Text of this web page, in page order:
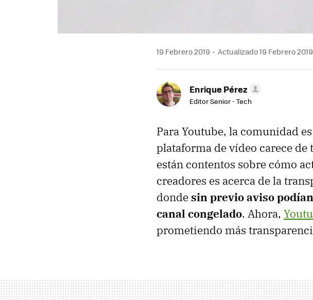
19 Febrero 2019 Actualizado 19 Febrero
Enrique Pérez
Editor Senior - Tech
Para Youtube, la comunidad
plataforma de vídeo carece de
están contentos sobre cómo
creadores es acerca de la
dondesin previo aviso
canal congelado. Ahora,
prometiendo más